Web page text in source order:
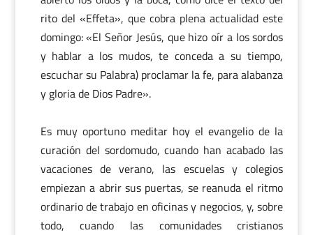
rito del «Effeta», que cobra plena actualidad este
domingo: «El Señor Jesús, que hizo oír a los sordos
y hablar a los mudos, te conceda a su tiempo,
escuchar su Palabra) proclamar la fe, para alabanza
y gloria de Dios Padre».
Es muy oportuno meditar hoy el evangelio de la
curación del sordomudo, cuando han acabado las
vacaciones de verano, las escuelas y colegios
empiezan a abrir sus puertas, se reanuda el ritmo
ordinario de trabajo en oficinas y negocios, y, sobre
todo, cuando las comunidades cristianos